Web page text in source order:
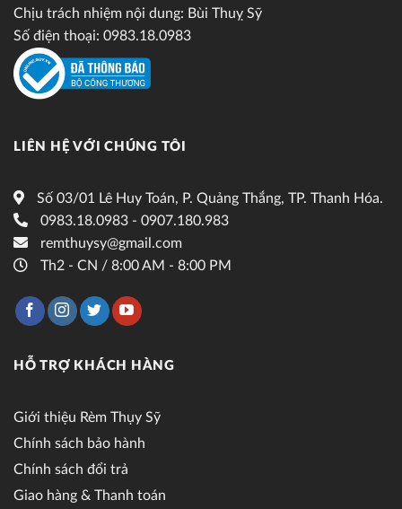
Chịu trách nhiệm nội dung: Bùi Thuỵ Sỹ
Số điện thoại: 0983.18.0983
LIÊN HỆ VỚI CHÚNG TÔI
Số 03/01 Lê Huy Toán, P. Quảng Thắng, TP. Thanh Hóa.
0983.18.0983 - 0907.180.983
remthuysy@gmail.com
Th2 - CN / 8:00 AM - 8:00 PM
HỖ TRỢ KHÁCH HÀNG
Giới thiệu Rèm Thụy Sỹ
Chính sách bảo hành
Chính sách đổi trả
Giao hàng & Thanh toán